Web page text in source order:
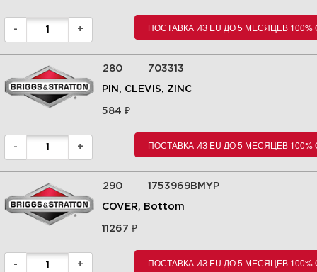
- + ПОСТАВКА ИЗ EU ДО 5 МЕСЯЦЕВ
280 703313
PIN, CLEVIS, ZINC
584₽
- + ПОСТАВКА ИЗ EU ДО 5 МЕСЯЦЕВ
290 1753969BMYP
COVER, Bottom
11267₽
- + ПОСТАВКА ИЗ EU ДО 5 МЕСЯЦЕВ